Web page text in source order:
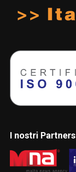
I nostri Partners